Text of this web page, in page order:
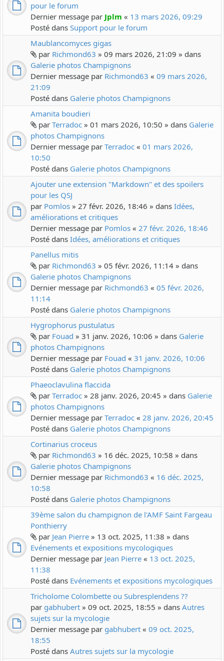
pour le forum
Dernier message par Jplm « 13 mars 2026, 09:29
Posté dans Support pour le forum
Maublancomyces gigas
par Richmond63 » 09 mars 2026, 21:09 » dans
Galerie photos Champignons
Dernier message par Richmond63 « 09 mars 2026,
21:09
Posté dans Galerie photos Champignons
Amanita boudieri
par Terradoc » 01 mars 2026, 10:50 » dans Galerie
photos Champignons
Dernier message par Terradoc « 01 mars 2026,
10:50
Posté dans Galerie photos Champignons
Ajouter une extension "Markdown" et des spoilers
pour les QSJ
par Pomlos » 27 févr. 2026, 18:46 » dans Idées,
améliorations et critiques
Dernier message par Pomlos « 27 févr. 2026, 18:46
Posté dans Idées, améliorations et critiques
Panellus mitis
par Richmond63 » 05 févr. 2026, 11:14 » dans
Galerie photos Champignons
Dernier message par Richmond63 « 05 févr. 2026,
11:14
Posté dans Galerie photos Champignons
Hygrophorus pustulatus
par Fouad » 31 janv. 2026, 10:06 » dans Galerie
photos Champignons
Dernier message par Fouad « 31 janv. 2026, 10:06
Posté dans Galerie photos Champignons
Phaeoclavulina flaccida
par Terradoc » 28 janv. 2026, 20:45 » dans Galerie
photos Champignons
Dernier message par Terradoc « 28 janv. 2026, 20:45
Posté dans Galerie photos Champignons
Cortinarius croceus
par Richmond63 » 16 déc. 2025, 10:58 » dans
Galerie photos Champignons
Dernier message par Richmond63 « 16 déc. 2025,
10:58
Posté dans Galerie photos Champignons
39ème salon du champignon de l'AMF Saint Fargeau
Ponthierry
par Jean Pierre » 13 oct. 2025, 11:38 » dans
Evénements et expositions mycologiques
Dernier message par Jean Pierre « 13 oct. 2025,
11:38
Posté dans Evénements et expositions mycologiques
Tricholome Colombette ou Subresplendens ??
par gabhubert » 09 oct. 2025, 18:55 » dans Autres
sujets sur la mycologie
Dernier message par gabhubert « 09 oct. 2025,
18:55
Posté dans Autres sujets sur la mycologie